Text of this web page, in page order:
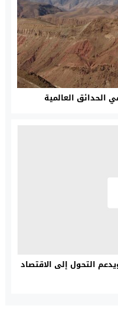
الحدائق العالمية
التحول إلى الاقتصاد